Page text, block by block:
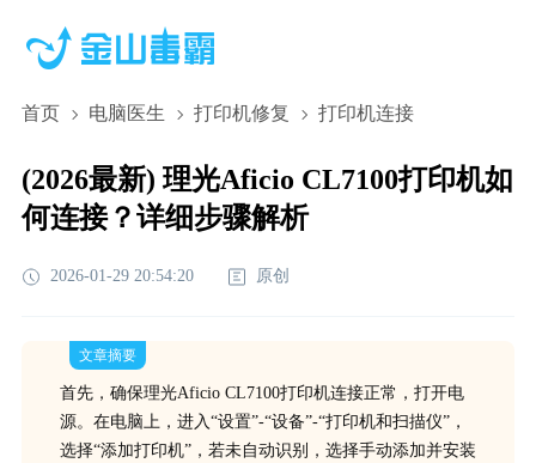
首页 电脑医生 打印机修复 打印机连接
(2026最新) 理光Aficio CL7100打印机如
何连接？详细步骤解析
2026-01-29 20:54:20 原创
文章摘要
首先，确保理光Aficio CL7100打印机连接正常，打开电
源。在电脑上，进入“设置”-“设备”-“打印机和扫描仪”，
选择“添加打印机”，若未自动识别，选择手动添加并安装